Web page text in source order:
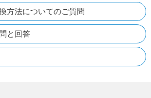
方法についてのご質問
と回答